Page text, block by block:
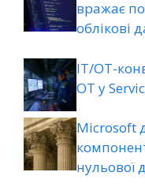
вражає
облікові
ІТ/ОТ-
ОТ у
Microsoft
нульової